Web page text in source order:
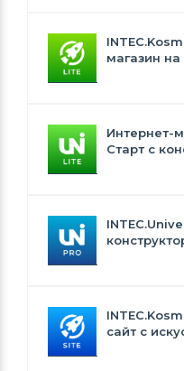
магазин
Интернет-
Старт с
сайт с